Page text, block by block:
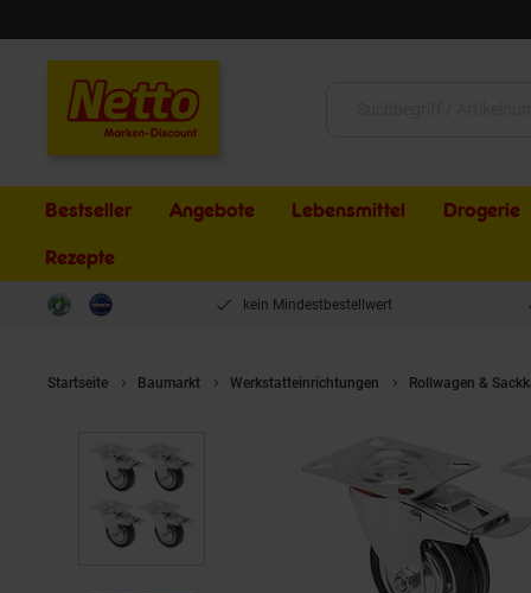
Bestseller Angebote Lebensmittel Drogerie
Rezepte
kein Mindestbestellwert
Startseite Baumarkt Werkstatteinrichtungen Rollwagen &